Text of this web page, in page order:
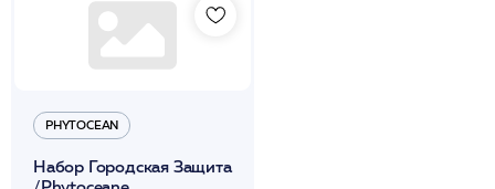
PHYTOCEAN
Набор Городская Защита